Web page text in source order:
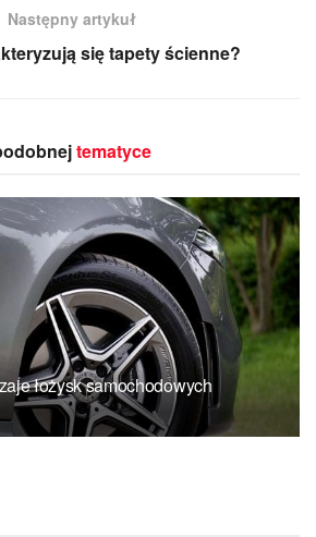
Następny artykuł
się tapety ścienne?
tematyce
łożysk samochodowych